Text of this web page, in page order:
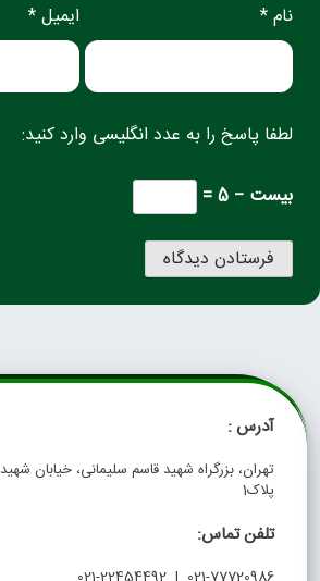
نام * ایمیل *
لطفا پاسخ را به عدد انگلیسی وارد کنید:
بیست − 5 =
آدرس :
تهران، بزرگراه شهید قاسم سلیمانی، خیابان
پلاک1
تلفن تماس: